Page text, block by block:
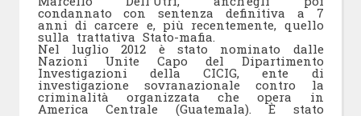
condannato con sentenza definitiva a 7
anni di carcere e, più recentemente, quello
sulla trattativa Stato-mafia.
Nel luglio 2012 è stato nominato dalle
Nazioni Unite Capo del Dipartimento
Investigazioni della CICIG, ente di
investigazione sovranazionale contro la
criminalità organizzata che opera in
America Centrale (Guatemala). È stato